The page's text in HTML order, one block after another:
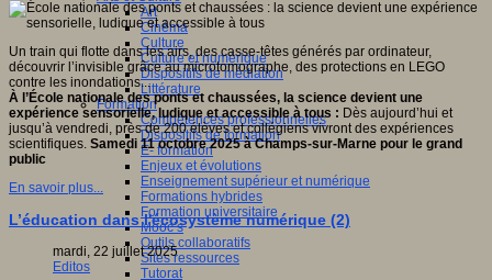
Art
Cinéma
Culture
Culture et numérique
Dispositifs de médiation
Littérature
Formation
Compétences professionnelles
Dispositifs de formation
E- formation
Enjeux et évolutions
Enseignement supérieur et numérique
Formations hybrides
Formation universitaire
Mooc’s
Outils collaboratifs
Sites ressources
Tutorat
Un train qui flotte dans les airs, des casse-têtes générés par ordinateur,
découvrir l’invisible grâce au microtomographe, des protections en LEGO
contre les inondations...
À l’École nationale des ponts et chaussées, la science devient une
expérience sensorielle, ludique et accessible à tous : Dès aujourd’hui et
jusqu’à vendredi, près de 200 élèves et collégiens vivront des expériences
scientifiques. Samedi 11 octobre 2025 à Champs-sur-Marne pour le grand
public
En savoir plus...
L’éducation dans l'écosystème numérique (2)
mardi, 22 juillet 2025
Editos